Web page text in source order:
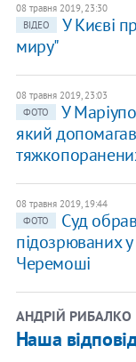
08 травня 2019, 23:30
ВІДЕО
У Києві
миру"
08 травня 2019, 23:03
ФОТО
У
який
08 травня 2019, 19:44
ФОТО
Суд
підозрюваних
Черемоші
АНДРІЙ РИБАЛКО
Наша